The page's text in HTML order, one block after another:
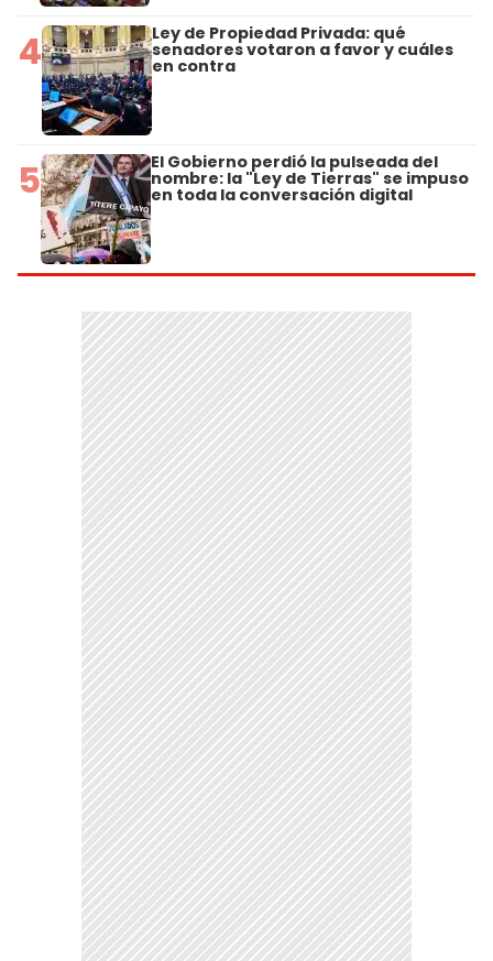
4 Ley de Propiedad Privada: qué
senadores votaron a favor y cuáles
en contra
5 El Gobierno perdió la pulseada del
nombre: la "Ley de Tierras" se impuso
en toda la conversación digital